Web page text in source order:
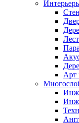
Арт